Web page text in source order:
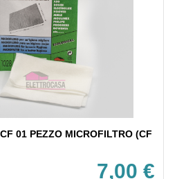
01 PEZZO MICROFILTRO (CF
7,00 €